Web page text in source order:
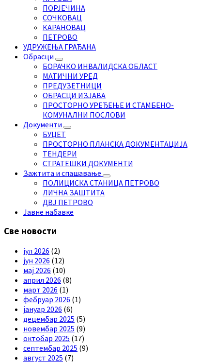
ПОРЈЕЧИНА
СОЧКОВАЦ
КАРАНОВАЦ
ПЕТРОВО
УДРУЖЕЊА ГРАЂАНА
Обрасци
БОРАЧКО ИНВАЛИДСКА ОБЛАСТ
МАТИЧНИ УРЕД
ПРЕДУЗЕТНИЦИ
ОБРАСЦИ ИЗЈАВА
ПРОСТОРНО УРЕЂЕЊЕ И СТАМБЕНО-
КОМУНАЛНИ ПОСЛОВИ
Документи
БУЏЕТ
ПРОСТОРНО ПЛАНСКА ДОКУМЕНТАЦИЈА
ТЕНДЕРИ
СТРАТЕШКИ ДОКУМЕНТИ
Зажтита и спашавање
ПОЛИЦИСКА СТАНИЦА ПЕТРОВО
ЛИЧНА ЗАШТИТА
ДВЈ ПЕТРОВО
Јавне набавке
Све новости
јул 2026 (2)
јун 2026 (12)
мај 2026 (10)
април 2026 (8)
март 2026 (1)
фебруар 2026 (1)
јануар 2026 (6)
децембар 2025 (5)
новембар 2025 (9)
октобар 2025 (17)
септембар 2025 (9)
август 2025 (7)